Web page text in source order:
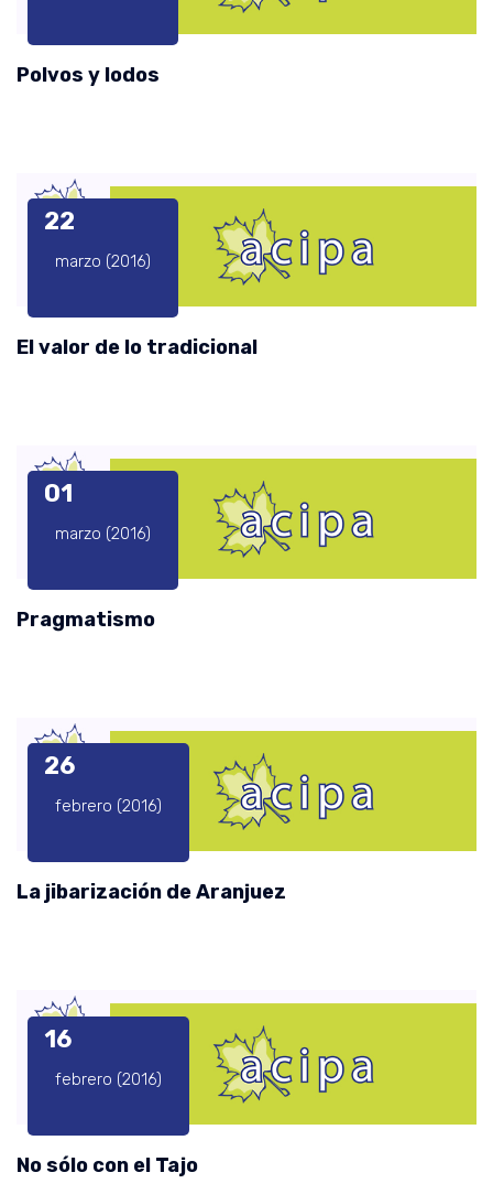
Polvos y lodos
22
marzo (2016)
El valor de lo tradicional
01
marzo (2016)
Pragmatismo
26
febrero (2016)
La jibarización de Aranjuez
16
febrero (2016)
No sólo con el Tajo